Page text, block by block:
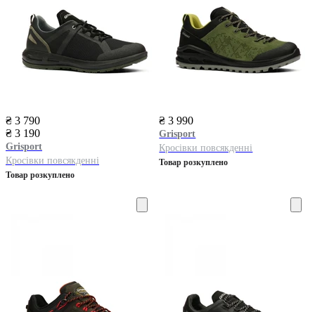
₴ 3 790
₴ 3 190
Grisport
Кросівки повсякденні
Товар розкуплено
₴ 3 990
Grisport
Кросівки повсякденні
Товар розкуплено